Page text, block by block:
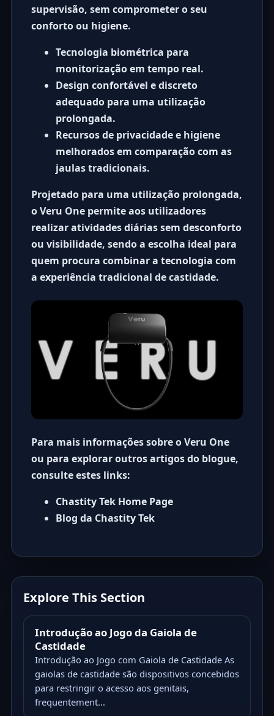
supervisão, sem comprometer o seu
conforto ou higiene.
Tecnologia biométrica para
monitorização em tempo real.
Design confortável e discreto
adequado para uma utilização
prolongada.
Recursos de privacidade e higiene
melhorados em comparação com as
jaulas tradicionais.
Projetado para uma utilização prolongada,
o Veru One permite aos utilizadores
realizar atividades diárias sem desconforto
ou visibilidade, sendo a escolha ideal para
quem procura combinar a tecnologia com
a experiência tradicional de castidade.
Para mais informações sobre o Veru One
ou para explorar outros artigos do blogue,
consulte estes links:
Chastity Tek Home Page
Blog da Chastity Tek
Explore This Section
Introdução ao Jogo da Gaiola de
Castidade
Introdução ao Jogo com Gaiola de Castidade As
gaiolas de castidade são dispositivos concebidos
para restringir o acesso aos genitais,
frequentement...